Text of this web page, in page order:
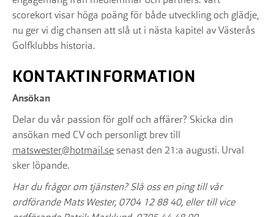
scorekort visar höga poäng för både utveckling och glädje,
nu ger vi dig chansen att slå ut i nästa kapitel av Västerås
Golfklubbs historia.
KONTAKTINFORMATION
Ansökan
Delar du vår passion för golf och affärer? Skicka din
ansökan med CV och personligt brev till
matswester@hotmail.se senast den 21:a augusti. Urval
sker löpande.
Har du frågor om tjänsten? Slå oss en ping till vår
ordförande Mats Wester, 0704 12 88 40, eller till vice